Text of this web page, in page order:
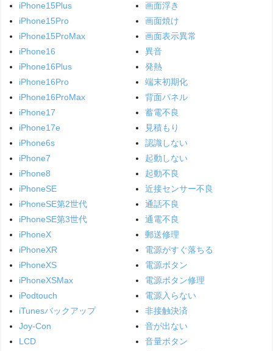
iPhone15Plus
iPhone15Pro
iPhone15ProMax
iPhone16
iPhone16Plus
iPhone16Pro
iPhone16ProMax
iPhone17
iPhone17e
iPhone6s
iPhone7
iPhone8
iPhoneSE
iPhoneSE第2世代
iPhoneSE第3世代
iPhoneX
iPhoneXR
iPhoneXS
iPhoneXSMax
iPodtouch
iTunesバックアップ
Joy-Con
LCD
画面浮き
画面焼け
画面表示異常
異音
発熱
端末初期化
背面パネル
蓄電不良
見積もり
認識しない
起動しない
起動不良
近接センサー不良
通話不良
通電不良
郵送修理
電源がすぐ落ちる
電源ボタン
電源ボタン修理
電源入らない
非接触決済
音が出ない
音量ボタン